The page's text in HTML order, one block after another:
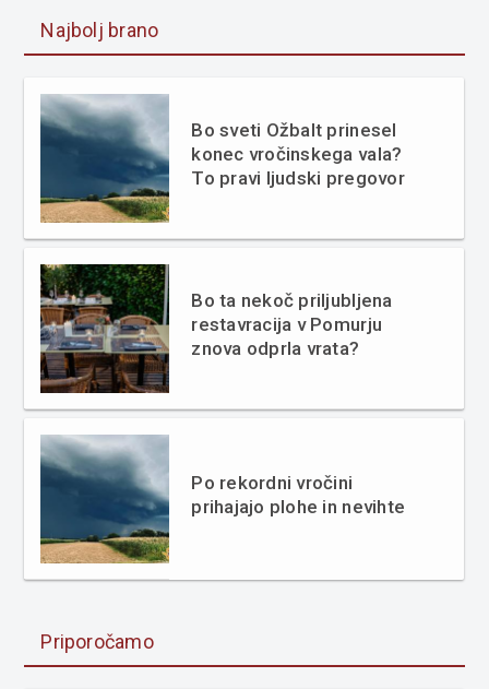
Najbolj brano
Bo sveti Ožbalt prinesel
konec vročinskega vala?
To pravi ljudski pregovor
Bo ta nekoč priljubljena
restavracija v Pomurju
znova odprla vrata?
Po rekordni vročini
prihajajo plohe in nevihte
Priporočamo